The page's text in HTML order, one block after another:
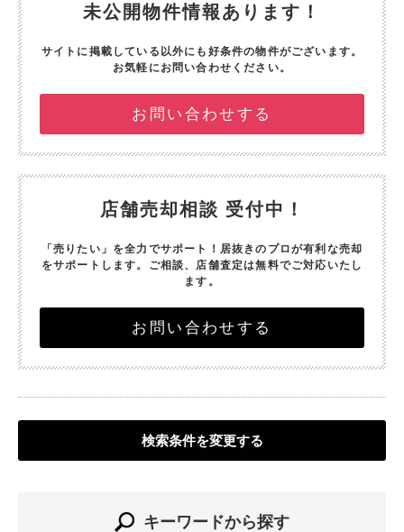
未公開物件情報あります！
サイトに掲載している以外にも好条件の物件がございます。
お気軽にお問い合わせください。
お問い合わせする
店舗売却相談 受付中！
「売りたい」を全力でサポート！ 居抜きのプロが有利な売却
をサポートします。 ご相談、店舗査定は無料でご対応いたし
ます。
お問い合わせする
検索条件を変更する
キーワードから探す